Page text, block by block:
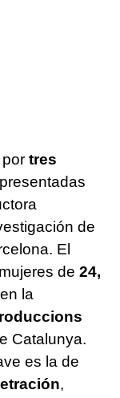
tres
presentadas
de
El
de 24,
la
Catalunya.
es la de
,